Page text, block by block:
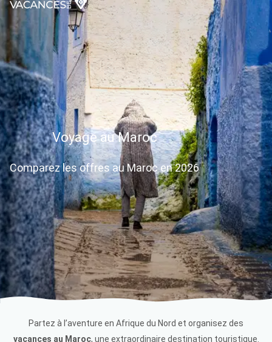
Voyage au Maroc
Comparez les offres au Maroc en 2026
Partez à l’aventure en Afrique du Nord et organisez des
vacances au Maroc, une extraordinaire destination touristique.